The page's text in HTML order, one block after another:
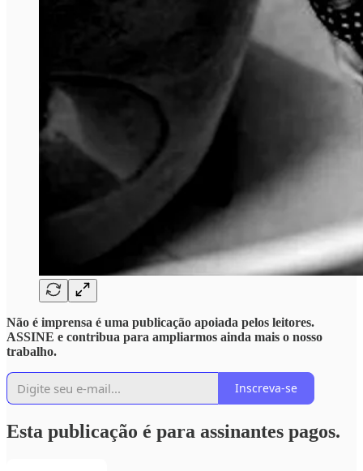
Não é imprensa é uma publicação apoiada pelos leitores.
ASSINE e contribua para ampliarmos ainda mais o nosso
trabalho.
Inscreva-se
Esta publicação é para assinantes pagos.